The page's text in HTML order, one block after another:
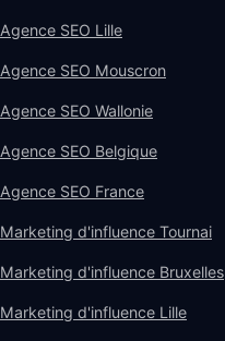
Agence SEO Lille
Agence SEO Mouscron
Agence SEO Wallonie
Agence SEO Belgique
Agence SEO France
Marketing d'influence Tournai
Marketing d'influence Bruxelles
Marketing d'influence Lille